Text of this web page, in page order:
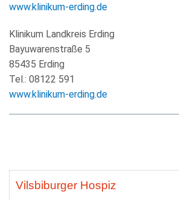
www.klinikum-erding.de
Klinikum Landkreis Erding
Bayuwarenstraße 5
85435 Erding
Tel.: 08122 591
www.klinikum-erding.de
Vilsbiburger Hospiz